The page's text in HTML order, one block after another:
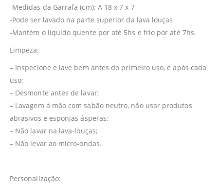
-Medidas da Garrafa (cm): A 18 x 7 x 7
-Pode ser lavado na parte superior da lava louças
-Mantém o líquido quente por até 5hs e frio por até 7hs.
Limpeza:
– Inspecione e lave bem antes do primeiro uso, e após cada
uso;
– Desmonte antes de lavar;
– Lavagem à mão com sabão neutro, não usar produtos
abrasivos e esponjas ásperas;
– Não lavar na lava-louças;
– Não levar ao micro-ondas.
Personalização: